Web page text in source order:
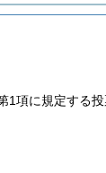
1項に規定する